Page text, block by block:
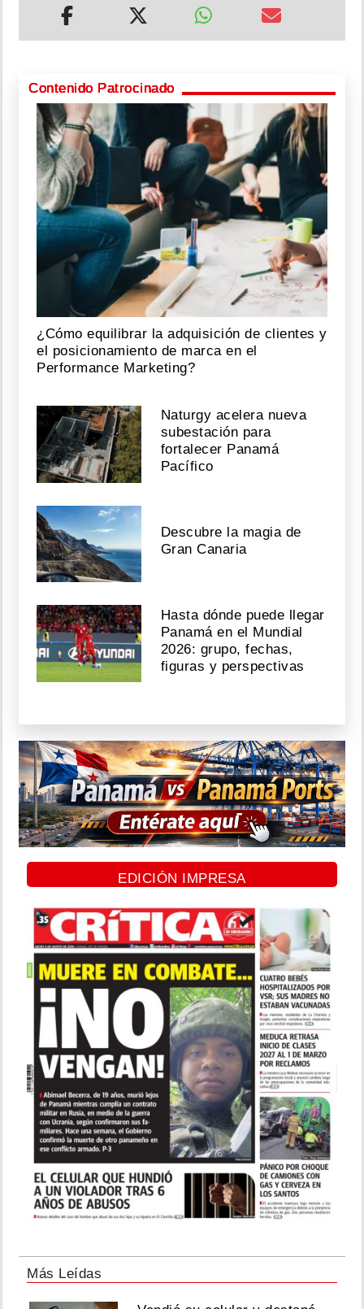
Contenido Patrocinado
¿Cómo equilibrar la adquisición de clientes y
el posicionamiento de marca en el
Performance Marketing?
Naturgy acelera nueva
subestación para
fortalecer Panamá
Pacífico
Descubre la magia de
Gran Canaria
Hasta dónde puede llegar
Panamá en el Mundial
2026: grupo, fechas,
figuras y perspectivas
EDICIÓN IMPRESA
Más Leídas